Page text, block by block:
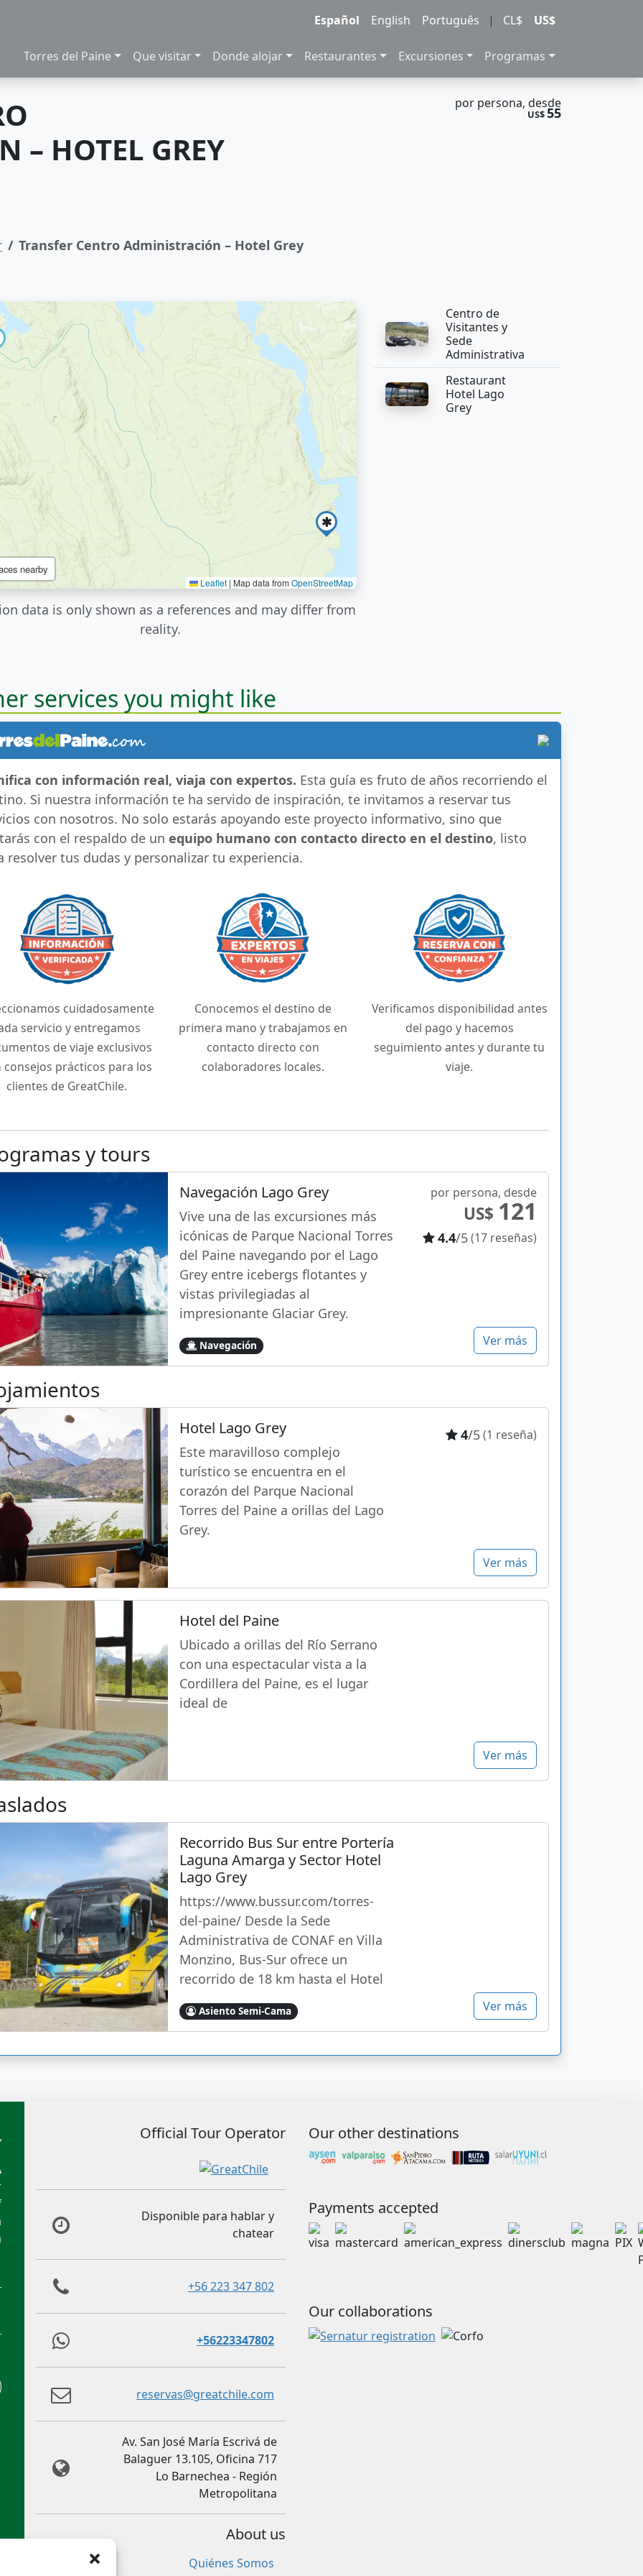
Español English Português | CL$ US$
Torres del Paine Que visitar Donde alojar Restaurantes Excursiones Programas
– HOTEL GREY
por persona, desde
US$55
Transfer Centro Administración – Hotel Grey
nearby
Leaflet | Map data from OpenStreetMap
data is only shown as a references and may differ from
reality.
Centro de
Visitantes y
Sede
Administrativa
Restaurant
Hotel Lago
Grey
services you might like
con información real, viaja con expertos. Esta guía es fruto de años recorriendo el
Si nuestra información te ha servido de inspiración, te invitamos a reservar tus
con nosotros. No solo estarás apoyando este proyecto informativo, sino que
con el respaldo de un equipo humano con contacto directo en el destino, listo
resolver tus dudas y personalizar tu experiencia.
cuidadosamente
servicio y entregamos
de viaje exclusivos
consejos prácticos para los
clientes de GreatChile.
Conocemos el destino de
primera mano y trabajamos en
contacto directo con
colaboradores locales.
Verificamos disponibilidad antes
del pago y hacemos
seguimiento antes y durante tu
viaje.
y tours
Navegación Lago Grey
Vive una de las excursiones más
icónicas de Parque Nacional Torres
del Paine navegando por el Lago
Grey entre icebergs flotantes y
vistas privilegiadas al
impresionante Glaciar Grey.
Navegación
por persona, desde
US$ 121
4.4/5(17 reseñas)
Ver más
Hotel Lago Grey
Este maravilloso complejo
turístico se encuentra en el
corazón del Parque Nacional
Torres del Paine a orillas del Lago
Grey.
4/5(1 reseña)
Ver más
Hotel del Paine
Ubicado a orillas del Río Serrano
con una espectacular vista a la
Cordillera del Paine, es el lugar
ideal de
Ver más
Recorrido Bus Sur entre Portería
Laguna Amarga y Sector Hotel
Lago Grey
https://www.bussur.com/torres-
del-paine/ Desde la Sede
Administrativa de CONAF en Villa
Monzino, Bus-Sur ofrece un
recorrido de 18 km hasta el Hotel
Asiento Semi-Cama Ver más
Official Tour Operator
Disponible para hablar y
chatear
+56 223 347 802
+56223347802
reservas@greatchile.com
Av. San José María Escrivá de
Balaguer 13.105, Oficina 717
Lo Barnechea - Región
Metropolitana
About us
Quiénes Somos
Our other destinations
Payments accepted
Our collaborations